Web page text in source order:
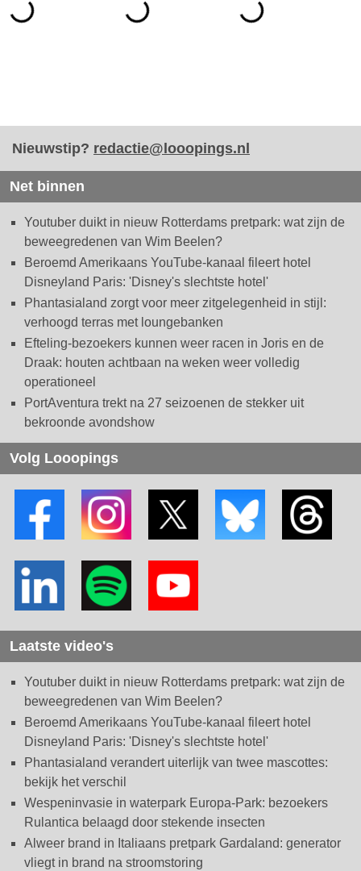
Nieuwstip? redactie@looopings.nl
Net binnen
Youtuber duikt in nieuw Rotterdams pretpark: wat zijn de
beweegredenen van Wim Beelen?
Beroemd Amerikaans YouTube-kanaal fileert hotel
Disneyland Paris: 'Disney's slechtste hotel'
Phantasialand zorgt voor meer zitgelegenheid in stijl:
verhoogd terras met loungebanken
Efteling-bezoekers kunnen weer racen in Joris en de
Draak: houten achtbaan na weken weer volledig
operationeel
PortAventura trekt na 27 seizoenen de stekker uit
bekroonde avondshow
Volg Looopings
Laatste video's
Youtuber duikt in nieuw Rotterdams pretpark: wat zijn de
beweegredenen van Wim Beelen?
Beroemd Amerikaans YouTube-kanaal fileert hotel
Disneyland Paris: 'Disney's slechtste hotel'
Phantasialand verandert uiterlijk van twee mascottes:
bekijk het verschil
Wespeninvasie in waterpark Europa-Park: bezoekers
Rulantica belaagd door stekende insecten
Alweer brand in Italiaans pretpark Gardaland: generator
vliegt in brand na stroomstoring